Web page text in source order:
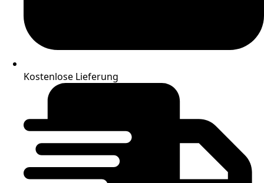
Kostenlose Lieferung